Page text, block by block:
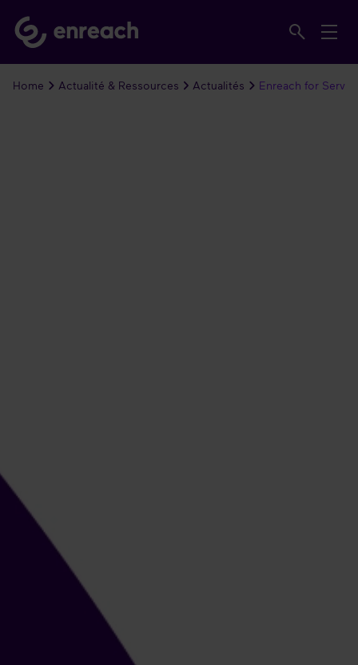
Home Actualité & Ressources Actualités Enreach for